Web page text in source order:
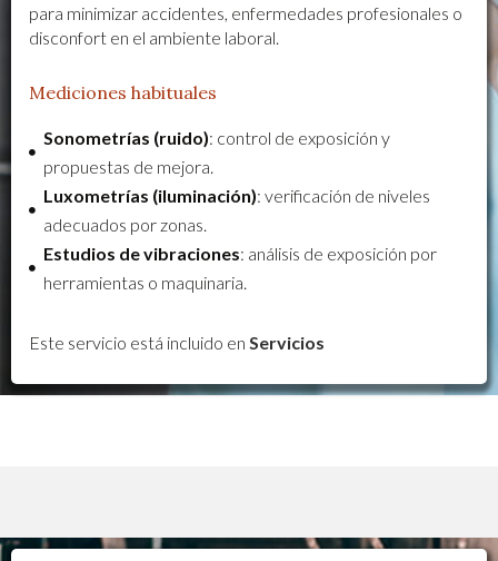
para minimizar accidentes, enfermedades profesionales o
disconfort en el ambiente laboral.
Mediciones habituales
Sonometrías (ruido): control de exposición y
propuestas de mejora.
Luxometrías (iluminación): verificación de niveles
adecuados por zonas.
Estudios de vibraciones: análisis de exposición por
herramientas o maquinaria.
Este servicio está incluido en Servicios